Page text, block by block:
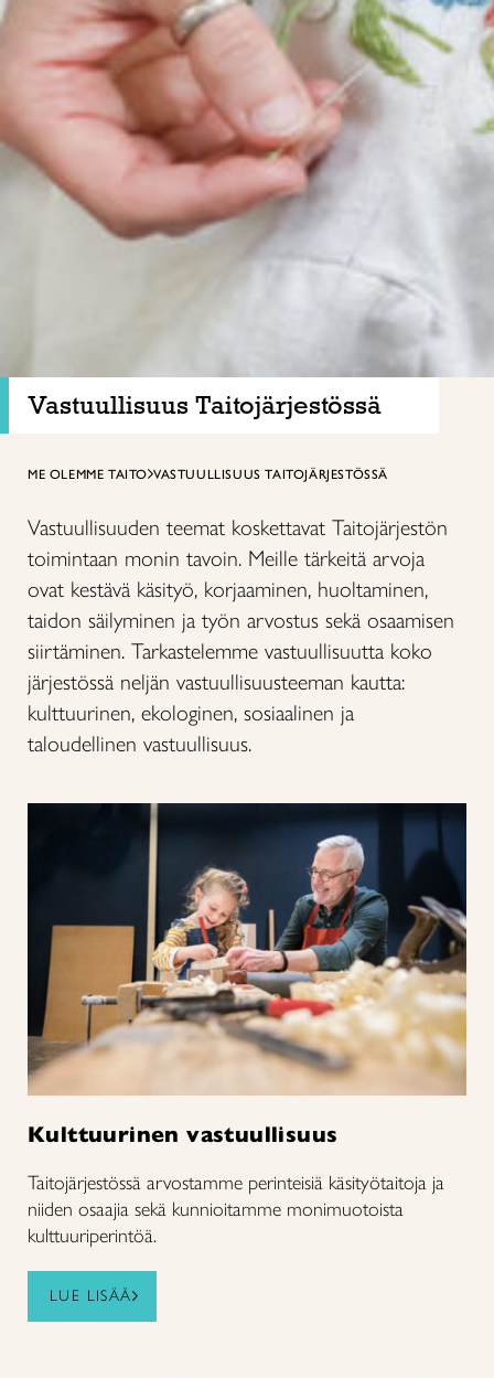
Vastuullisuus Taitojärjestössä
ME OLEMME TAITO VASTUULLISUUS TAITOJÄRJESTÖSSÄ
Vastuullisuuden teemat koskettavat Taitojärjestön
toimintaan monin tavoin. Meille tärkeitä arvoja
ovat kestävä käsityö, korjaaminen, huoltaminen,
taidon säilyminen ja työn arvostus sekä osaamisen
siirtäminen. Tarkastelemme vastuullisuutta koko
järjestössä neljän vastuullisuusteeman kautta:
kulttuurinen, ekologinen, sosiaalinen ja
taloudellinen vastuullisuus.
Kulttuurinen vastuullisuus
Taitojärjestössä arvostamme perinteisiä käsityötaitoja ja
niiden osaajia sekä kunnioitamme monimuotoista
kulttuuriperintöä.
LUE LISÄÄ